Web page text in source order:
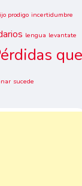
prodigo incertidumbre
lengua levantate
que
sucede